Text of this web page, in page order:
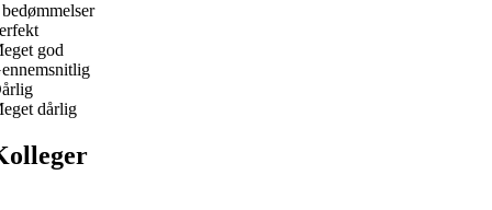
god
dårlig